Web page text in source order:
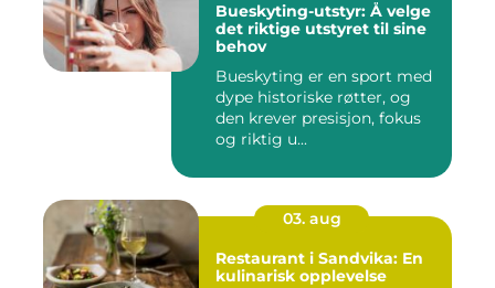
Bueskyting-utstyr: Å velge
det riktige utstyret til sine
behov
Bueskyting er en sport med
dype historiske røtter, og
den krever presisjon, fokus
og riktig u...
03. aug
Restaurant i Sandvika: En
kulinarisk opplevelse